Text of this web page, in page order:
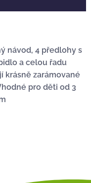
návod, 4 předlohy s
a celou řadu
krásně zarámované
pro děti od 3